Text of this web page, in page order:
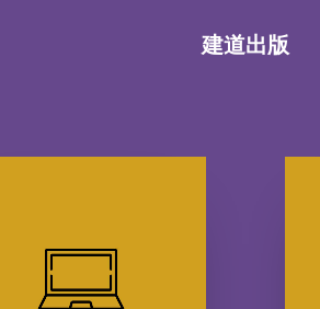
建道出版